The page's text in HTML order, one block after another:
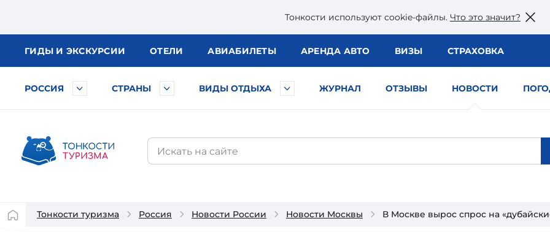
Тонкости используют сookie-файлы. Что это значит?
ГИДЫ И ЭКСКУРСИИ ОТЕЛИ АВИАБИЛЕТЫ АРЕНДА АВТО ВИЗЫ СТРАХОВКА
РОССИЯ СТРАНЫ ВИДЫ ОТДЫХА ЖУРНАЛ ОТЗЫВЫ НОВОСТИ
Тонкости туризма Россия Новости России Новости Москвы В Москве вырос спрос на